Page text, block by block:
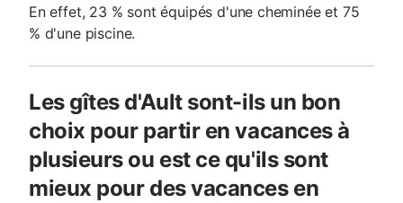
En effet, 23 % sont équipés d'une cheminée et 75
% d'une piscine.
Les gîtes d'Ault sont-ils un bon
choix pour partir en vacances à
plusieurs ou est ce qu'ils sont
mieux pour des vacances en